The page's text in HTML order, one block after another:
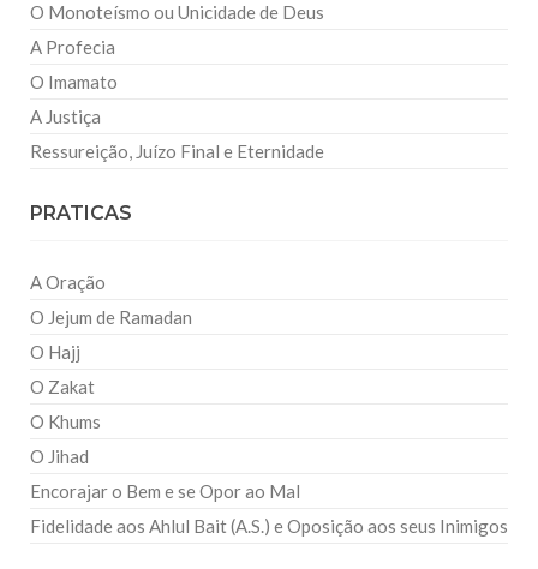
O Monoteísmo ou Unicidade de Deus
A Profecia
O Imamato
A Justiça
Ressureição, Juízo Final e Eternidade
PRATICAS
A Oração
O Jejum de Ramadan
O Hajj
O Zakat
O Khums
O Jihad
Encorajar o Bem e se Opor ao Mal
Fidelidade aos Ahlul Bait (A.S.) e Oposição aos seus Inimigos